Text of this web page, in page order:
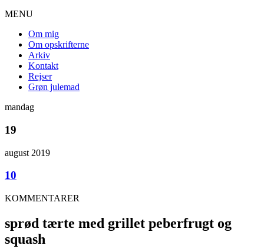
MENU
Om mig
Om opskrifterne
Arkiv
Kontakt
Rejser
Grøn julemad
mandag
19
august 2019
10
KOMMENTARER
sprød tærte med grillet peberfrugt og
squash